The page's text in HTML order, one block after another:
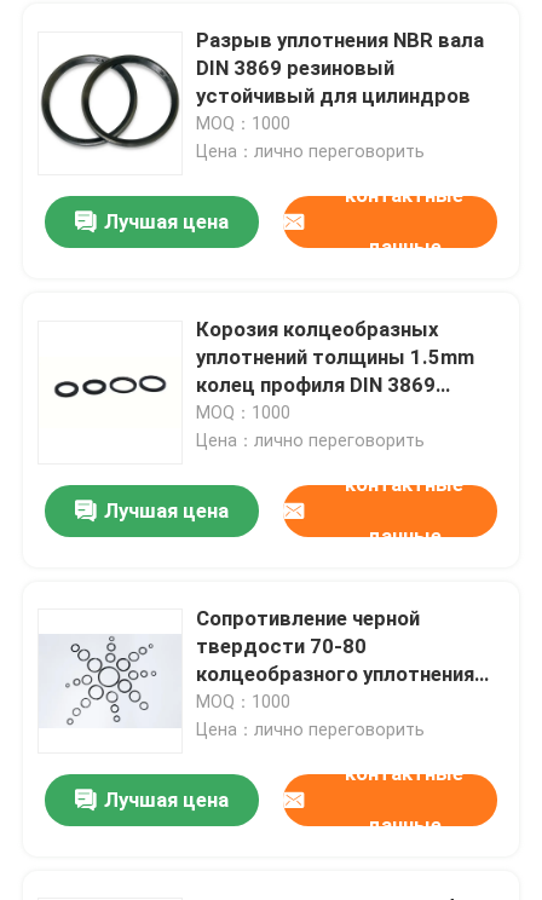
контроль качества
контактные данные
Новости
резиновые колцеобразные уплотнения
Колцеобразные уплотнения NBR
Колцеобразные уплотнения FKM
Колцеобразные уплотнения силикона
колцеобразные уплотнения epdm
Уплотнения Walform
Разрыв уплотнения NBR вала
DIN 3869 резиновый
устойчивый для цилиндров
MOQ：1000
Цена：лично переговорить
Лучшая цена
контактные
данные
Корозия колцеобразных
уплотнений толщины 1.5mm
колец профиля DIN 3869
автомобиля NBR анти-
MOQ：1000
Цена：лично переговорить
Лучшая цена
контактные
данные
Сопротивление черной
твердости 70-80
колцеобразного уплотнения
HNBR материальной
высокотемпературное
MOQ：1000
Цена：лично переговорить
Лучшая цена
контактные
данные